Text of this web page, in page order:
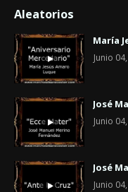
Aleatorios
María
Junio
José
Junio
José
Junio